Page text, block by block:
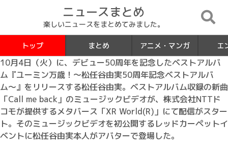
ニュースまとめ
楽しいニュースをまとめてみました。
トップ まとめ アニメ・マンガ エ
10月4日（火）に、デビュー50周年を記念したベストアルバ
ム『ユーミン万歳！〜松任谷由実50周年記念ベストアルバ
ム〜』をリリースする松任谷由実。ベストアルバム収録の新曲
「Call me back」のミュージックビデオが、株式会社NTTド
コモが提供するメタバース「XR World(R)」にて配信がスター
ト。そのミュージックビデオを初公開するレッドカーペットイ
ベントに松任谷由実本人がアバターで登場した。